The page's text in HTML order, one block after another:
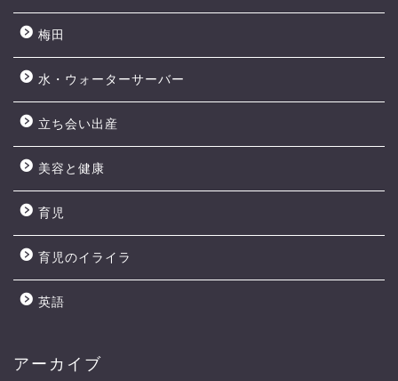
梅田
水・ウォーターサーバー
立ち会い出産
美容と健康
育児
育児のイライラ
英語
アーカイブ